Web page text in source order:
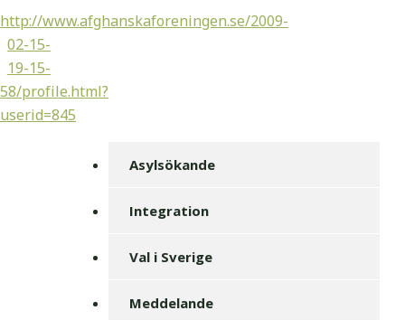
http://www.afghanskaforeningen.se/2009-
02-15-
19-15-
58/profile.html?
userid=845
Asylsökande
Integration
Val i Sverige
Meddelande